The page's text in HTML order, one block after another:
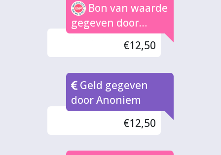
Bon van waarde
gegeven door
Suzsn vd
€12,50
Geld gegeven
door Anoniem
€12,50